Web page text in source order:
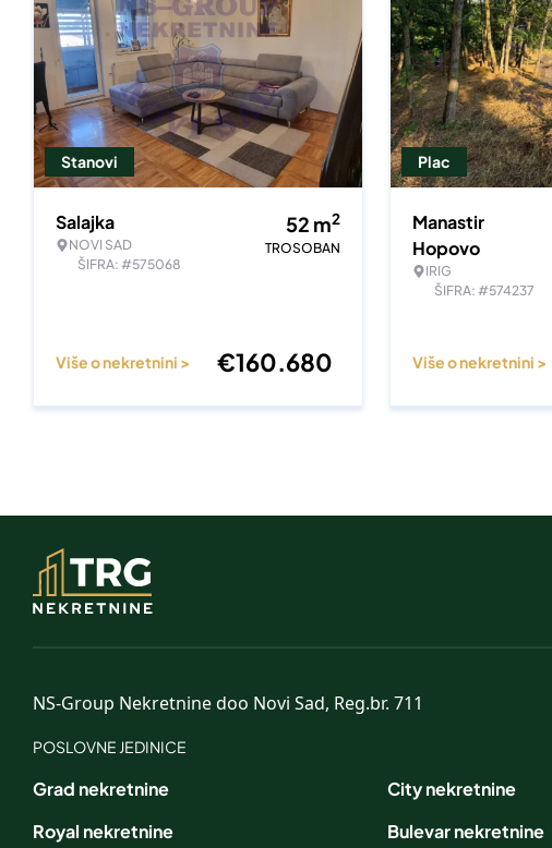
Stanovi
Salajka
NOVI SAD
ŠIFRA: #575068
52 m2
TROSOBAN
Više o nekretnini > €160.680
Plac
Manastir
Hopovo
IRIG
ŠIFRA: #574237
Više o nekretnini >
NS-Group Nekretnine doo Novi Sad, Reg.br. 711
POSLOVNE JEDINICE
Grad nekretnine City nekretnine
Royal nekretnine
Bulevar nekretnine